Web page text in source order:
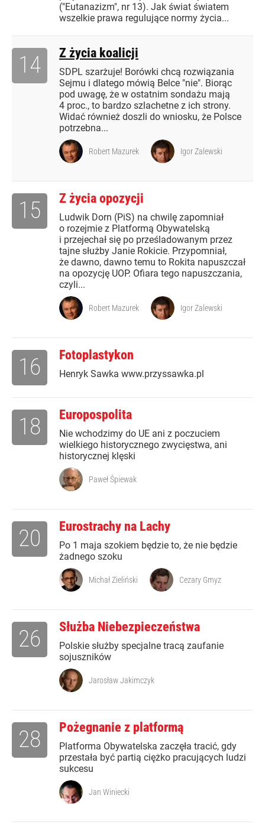
("Eutanazizm", nr 13). Jak świat światem
wszelkie prawa regulujące normy życia...
Z życia koalicji
SDPL szarżuje! Borówki chcą rozwiązania
Sejmu i dlatego mówią Belce "nie". Biorąc
pod uwagę, że w ostatnim sondażu mają
4 proc., to bardzo szlachetne z ich strony.
Widać również doszli do wniosku, że Polsce
potrzebna...
14
Robert Mazurek Igor Zalewski
Z życia opozycji
Ludwik Dorn (PiS) na chwilę zapomniał
o rozejmie z Platformą Obywatelską
i przejechał się po prześladowanym przez
tajne służby Janie Rokicie. Przypomniał,
że dawno, dawno temu to Rokita napuszczał
na opozycję UOP. Ofiara tego napuszczania,
czyli...
15
Robert Mazurek Igor Zalewski
Fotoplastykon
Henryk Sawka www.przyssawka.pl
16
Europospolita
Nie wchodzimy do UE ani z poczuciem
wielkiego historycznego zwycięstwa, ani
historycznej klęski
18
Paweł Śpiewak
Eurostrachy na Lachy
Po 1 maja szokiem będzie to, że nie będzie
żadnego szoku
20
Michał Zieliński Cezary Gmyz
Służba Niebezpieczeństwa
Polskie służby specjalne tracą zaufanie
sojuszników
26
Jarosław Jakimczyk
Pożegnanie z platformą
Platforma Obywatelska zaczęła tracić, gdy
przestała być partią ciężko pracujących ludzi
sukcesu
28
Jan Winiecki